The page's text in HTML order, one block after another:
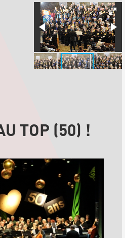
TOP (50) !